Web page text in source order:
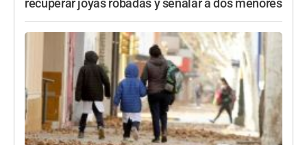
recuperar joyas robadas y señalar a dos menores